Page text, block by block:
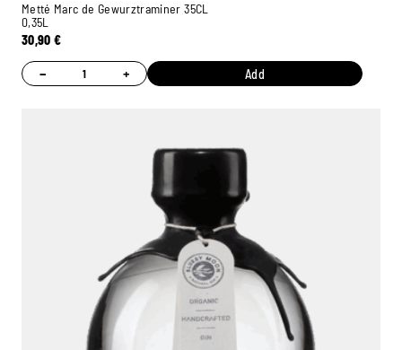
Metté Marc de Gewurztraminer 35CL
0,35L
30,90€
− + Add